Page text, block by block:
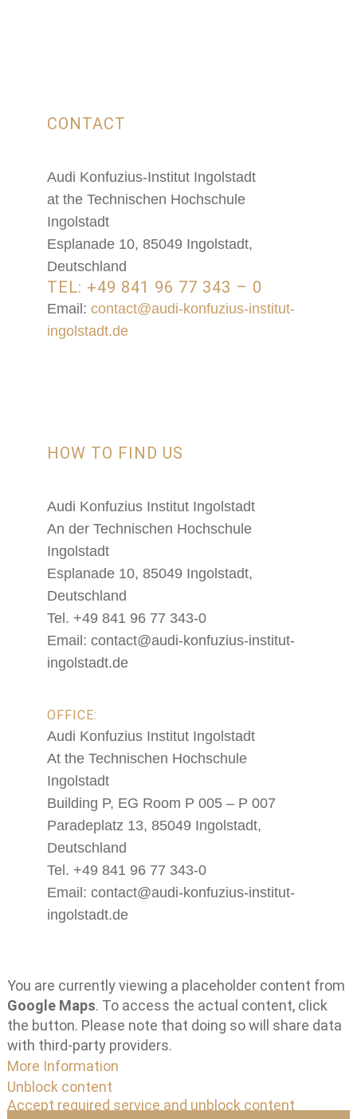
CONTACT
Audi Konfuzius-Institut Ingolstadt
at the Technischen Hochschule
Ingolstadt
Esplanade 10, 85049 Ingolstadt,
Deutschland
TEL: +49 841 96 77 343 – 0
Email: contact@audi-konfuzius-institut-
ingolstadt.de
HOW TO FIND US
Audi Konfuzius Institut Ingolstadt
An der Technischen Hochschule
Ingolstadt
Esplanade 10, 85049 Ingolstadt,
Deutschland
Tel. +49 841 96 77 343-0
Email: contact@audi-konfuzius-institut-
ingolstadt.de
OFFICE:
Audi Konfuzius Institut Ingolstadt
At the Technischen Hochschule
Ingolstadt
Building P, EG Room P 005 – P 007
Paradeplatz 13, 85049 Ingolstadt,
Deutschland
Tel. +49 841 96 77 343-0
Email: contact@audi-konfuzius-institut-
ingolstadt.de
You are currently viewing a placeholder content from
Google Maps. To access the actual content, click
the button. Please note that doing so will share data
with third-party providers.
More Information
Unblock content
Accept required service and unblock content